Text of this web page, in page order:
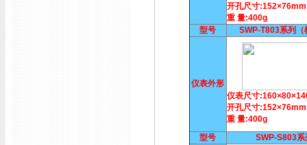
开孔尺寸:152×76mm
重 量:400g
型号
SWP-T803系列（
仪表外形
仪表尺寸
开孔尺寸:152×76mm
重 量:400g
型号
SWP-S803系